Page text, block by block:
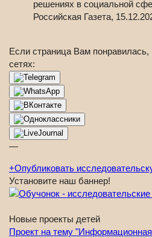
решениях в социальной
Российская Газета,
Если страница Вам
сетях:
—
+Опубликовать
Установите наш баннер!
Новые проекты детей
Проект на тему